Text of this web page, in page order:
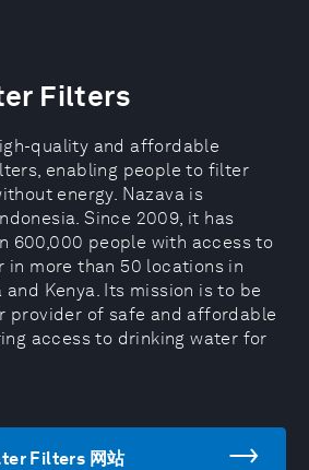
Filters
quality and affordable
enabling people to filter
energy. Nazava is
Since 2009, it has
600,000 people with access to
in more than 50 locations in
and Kenya. Its mission is to be
provider of safe and affordable
access to drinking water for
Filters 网站